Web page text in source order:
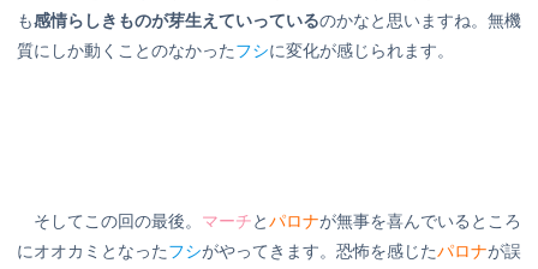
も感情らしきものが芽生えていっているのかなと思いますね。無機
質にしか動くことのなかったフシに変化が感じられます。
そしてこの回の最後。 マーチとパロナが無事を喜んでいるところ
にオオカミとなったフシがやってきます。恐怖を感じたパロナが誤